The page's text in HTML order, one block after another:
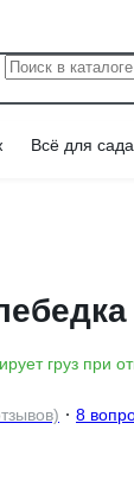
Всё для сада
груз при
8